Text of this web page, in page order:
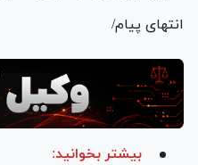
انتهای پیام/
بیشتر بخوانید: